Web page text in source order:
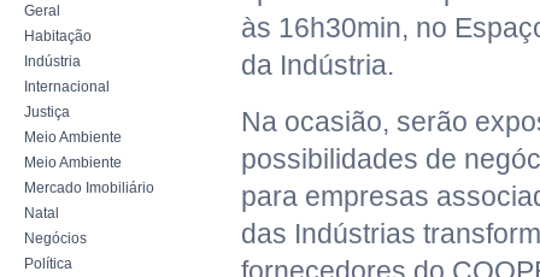
Geral
Habitação
Indústria
Internacional
Justiça
Meio Ambiente
Meio Ambiente
Mercado Imobiliário
Natal
Negócios
Política
às 16h30min, no
da Indústria.
Na ocasião, serão
possibilidades de
para empresas
das Indústrias